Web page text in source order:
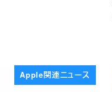
Apple関連ニュース